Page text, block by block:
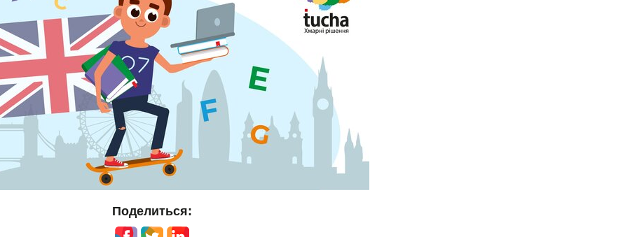
Поделиться: